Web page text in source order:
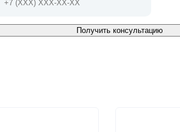
Получить консультацию